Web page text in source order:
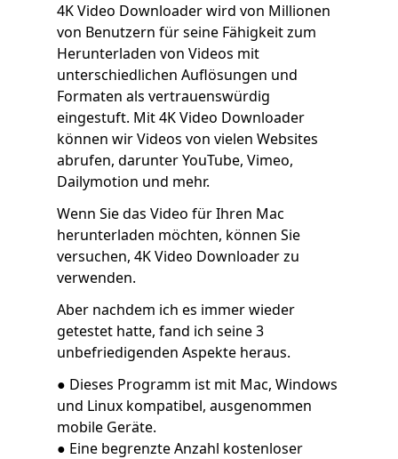
4K Video Downloader wird von Millionen
von Benutzern für seine Fähigkeit zum
Herunterladen von Videos mit
unterschiedlichen Auflösungen und
Formaten als vertrauenswürdig
eingestuft. Mit 4K Video Downloader
können wir Videos von vielen Websites
abrufen, darunter YouTube, Vimeo,
Dailymotion und mehr.
Wenn Sie das Video für Ihren Mac
herunterladen möchten, können Sie
versuchen, 4K Video Downloader zu
verwenden.
Aber nachdem ich es immer wieder
getestet hatte, fand ich seine 3
unbefriedigenden Aspekte heraus.
● Dieses Programm ist mit Mac, Windows
und Linux kompatibel, ausgenommen
mobile Geräte.
● Eine begrenzte Anzahl kostenloser